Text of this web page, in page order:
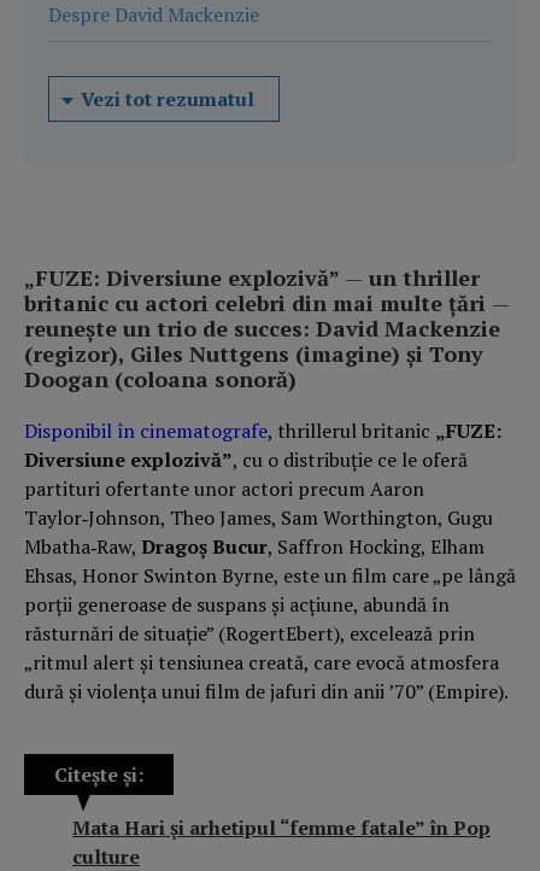
Despre David Mackenzie
Vezi tot rezumatul
„FUZE: Diversiune explozivă” — un thriller
britanic cu actori celebri din mai multe țări —
reunește un trio de succes: David Mackenzie
(regizor), Giles Nuttgens (imagine) și Tony
Doogan (coloana sonoră)
Disponibil în cinematografe, thrillerul britanic „FUZE:
Diversiune explozivă”, cu o distribuție ce le oferă
partituri ofertante unor actori precum Aaron
Taylor‑Johnson, Theo James, Sam Worthington, Gugu
Mbatha‑Raw, Dragoș Bucur, Saffron Hocking, Elham
Ehsas, Honor Swinton Byrne, este un film care „pe lângă
porții generoase de suspans și acțiune, abundă în
răsturnări de situație” (RogertEbert), excelează prin
„ritmul alert și tensiunea creată, care evocă atmosfera
dură și violența unui film de jafuri din anii ’70” (Empire).
Citește și:
Mata Hari şi arhetipul “femme fatale” în Pop
culture